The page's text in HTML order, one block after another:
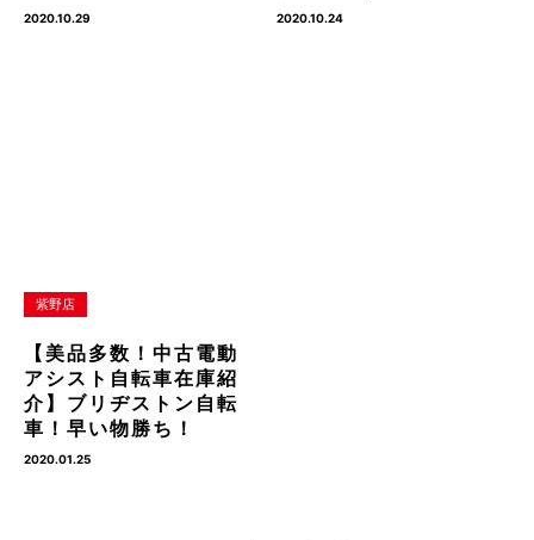
2020.10.29 2020.10.24
紫野店
【美品多数！中古電動
アシスト自転車在庫紹
介】ブリヂストン自転
車！早い物勝ち！
2020.01.25